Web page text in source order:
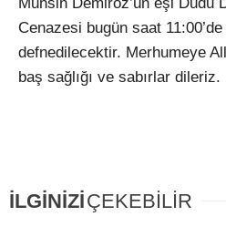
Cenazesi bugün saat
defnedilecektir. Merhumeye
baş sağlığı ve sabırlar dileriz.
İLGİNİZİÇEKEBİLİR